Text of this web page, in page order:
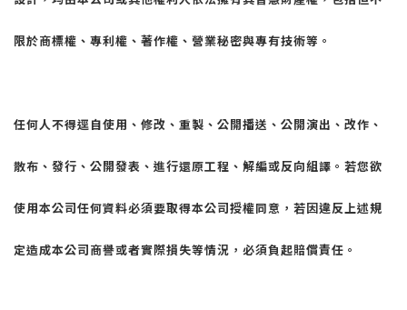
限於商標權、專利權、著作權、營業秘密與專有技術等。
任何人不得逕自使用、修改、重製、公開播送、公開演出、改作、
散布、發行、公開發表、進行還原工程、解編或反向組譯。若您欲
使用本公司任何資料必須要取得本公司授權同意，若因違反上述規
定造成本公司商譽或者實際損失等情況，必須負起賠償責任。